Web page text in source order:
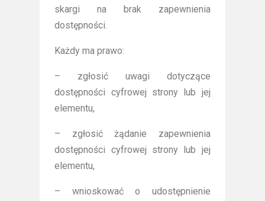
skargi na brak zapewnienia
dostępności.
Każdy ma prawo:
– zgłosić uwagi dotyczące
dostępności cyfrowej strony lub jej
elementu,
– zgłosić żądanie zapewnienia
dostępności cyfrowej strony lub jej
elementu,
– wnioskować o udostępnienie